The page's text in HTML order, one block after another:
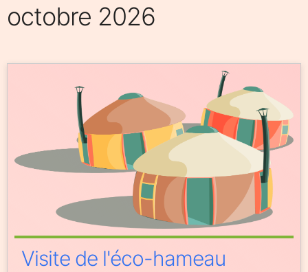
octobre 2026
Visite de l'éco-hameau